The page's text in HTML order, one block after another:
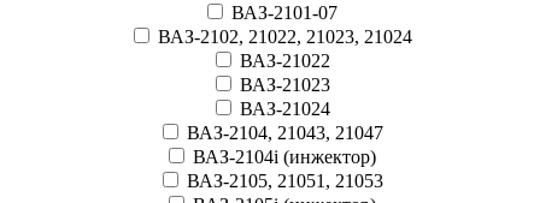
ВАЗ-2101-07
ВАЗ-2102, 21022, 21023, 21024
ВАЗ-21022
ВАЗ-21023
ВАЗ-21024
ВАЗ-2104, 21043, 21047
ВАЗ-2104i (инжектор)
ВАЗ-2105, 21051, 21053